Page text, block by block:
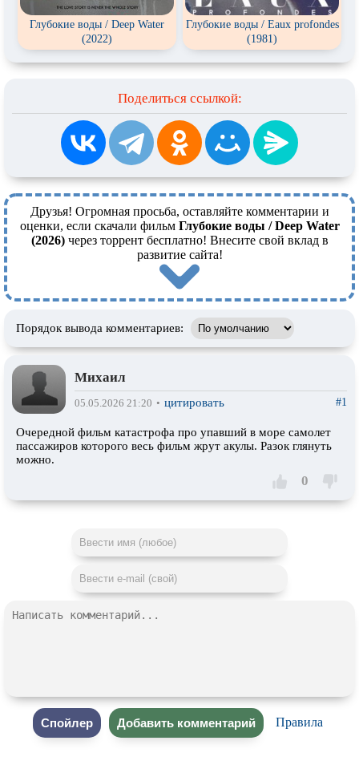
Глубокие воды / Deep Water
(2022)
Глубокие воды / Eaux profondes
(1981)
Поделиться ссылкой:
Друзья! Огромная просьба, оставляйте комментарии и
оценки, если скачали фильм Глубокие воды / Deep Water
(2026)через торрент бесплатно! Внесите свой вклад в
развитие сайта!
Порядок вывода комментариев:
Михаил
05.05.2026 21:20 • цитировать #1
Очередной фильм катастрофа про упавший в море самолет
пассажиров которого весь фильм жрут акулы. Разок глянуть
можно.
0
Правила